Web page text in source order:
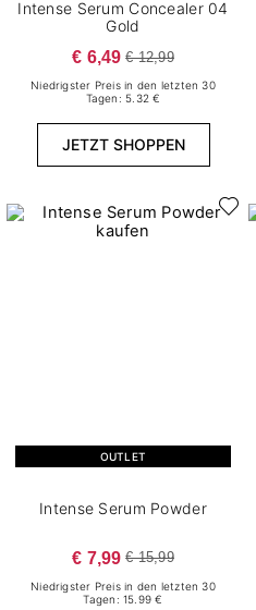
Intense Serum Concealer 04
Gold
€ 6,49 € 12,99
Niedrigster Preis in den letzten 30
Tagen: 5.32 €
JETZT SHOPPEN
OUTLET
Intense Serum Powder
€ 7,99 € 15,99
Niedrigster Preis in den letzten 30
Tagen: 15.99 €